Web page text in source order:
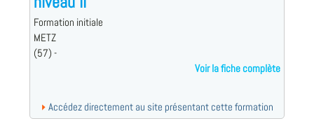
Formation initiale
METZ
(57) -
Voir la fiche complète
Accédez directement au site présentant cette formation